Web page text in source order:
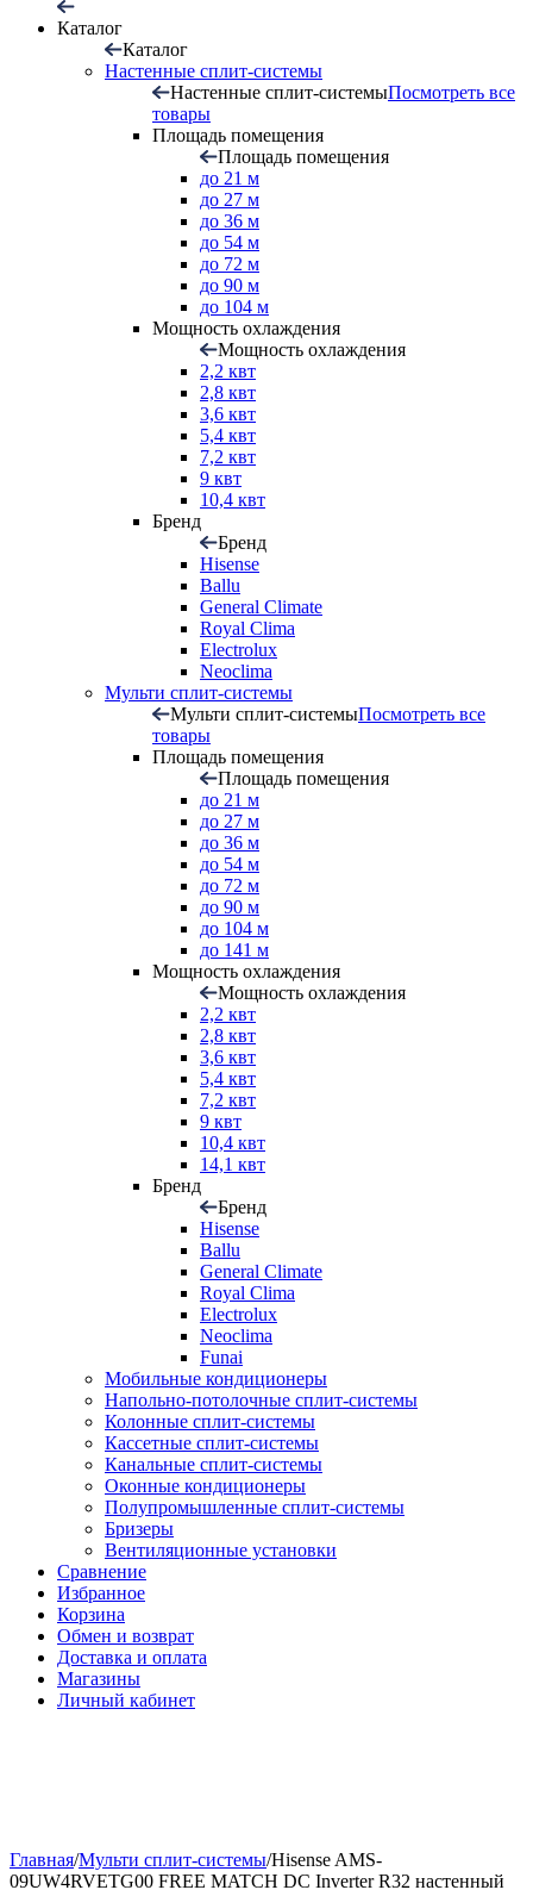
Каталог
Каталог
Настенные сплит-системы
Настенные сплит-системыПосмотреть все
товары
Площадь помещения
Площадь помещения
до 21 м
до 27 м
до 36 м
до 54 м
до 72 м
до 90 м
до 104 м
Мощность охлаждения
Мощность охлаждения
2,2 квт
2,8 квт
3,6 квт
5,4 квт
7,2 квт
9 квт
10,4 квт
Бренд
Бренд
Hisense
Ballu
General Climate
Royal Clima
Electrolux
Neoclima
Мульти сплит-системы
Мульти сплит-системыПосмотреть все
товары
Площадь помещения
Площадь помещения
до 21 м
до 27 м
до 36 м
до 54 м
до 72 м
до 90 м
до 104 м
до 141 м
Мощность охлаждения
Мощность охлаждения
2,2 квт
2,8 квт
3,6 квт
5,4 квт
7,2 квт
9 квт
10,4 квт
14,1 квт
Бренд
Бренд
Hisense
Ballu
General Climate
Royal Clima
Electrolux
Neoclima
Funai
Мобильные кондиционеры
Напольно-потолоч​ные ​сплит-системы
Колонные ​​сплит-системы
Кассетные сплит-системы
Канальные сплит-системы
Оконные кондиционеры
Полупромышленные сплит-системы
Бризеры
Вентиляционные установки
Сравнение
Избранное
Корзина
Обмен и возврат
Доставка и оплата
Магазины
Личный кабинет
Главная/Мульти сплит-системы/Hisense AMS-
09UW4RVETG00 FREE MATCH DC Inverter R32 настенный